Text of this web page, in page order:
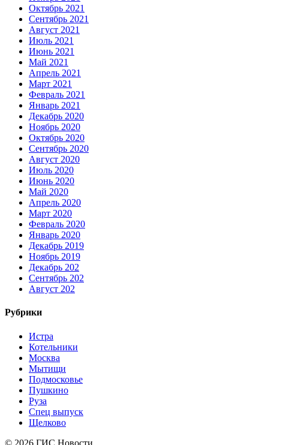
Октябрь 2021
Сентябрь 2021
Август 2021
Июль 2021
Июнь 2021
Май 2021
Апрель 2021
Март 2021
Февраль 2021
Январь 2021
Декабрь 2020
Ноябрь 2020
Октябрь 2020
Сентябрь 2020
Август 2020
Июль 2020
Июнь 2020
Май 2020
Апрель 2020
Март 2020
Февраль 2020
Январь 2020
Декабрь 2019
Ноябрь 2019
Декабрь 202
Сентябрь 202
Август 202
Рубрики
Истра
Котельники
Москва
Мытищи
Подмосковье
Пушкино
Руза
Спец выпуск
Щелково
© 2026 ГИС Новости.